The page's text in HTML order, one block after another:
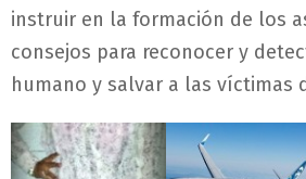
instruir en la formación de los
consejos para reconocer y
humano y salvar a las víctimas